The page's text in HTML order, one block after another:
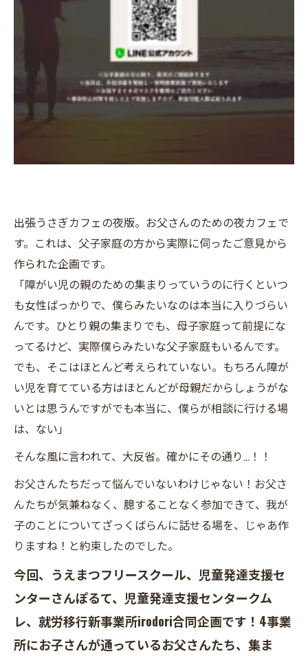
出張うさぎカフェの夜版。お父さんのための夜カフェで
す。これは、父子家庭の方から実際に伺ったご意見から
作られた企画です。
「障がい児の親のための集まりっていうのに行くといつ
も女性ばっかりで、僕らみたいなのは本当に入りづらい
んです。ひとり親の集まりでも、母子家庭って前提にな
ってるけど、実際僕らみたいな父子家庭もいるんです。
でも、そこはほとんど考えられていない。もちろん障が
い児を育てている方はほとんどが母親だからしょうがな
いとは思うんですがでも本当に、僕らが相談に行ける場
は、ない」
そんな風に言われて、大反省。確かにその通り…！！
お父さんたちだって悩んでいないわけじゃない！お父さ
んたちが気兼ねなく、臆することなく参加できて、我が
子のことについてざっくばらんに話せる場を、じゃあ作
りますね！と約束したのでした。
今回、うえまつフリースクール、児童発達支援セ
ンターさんぽるて、児童発達支援センタークム
レ、就労移行新事業所irodori合同企画です！4事業
所にお子さんが通っているお父さんたち、集ま